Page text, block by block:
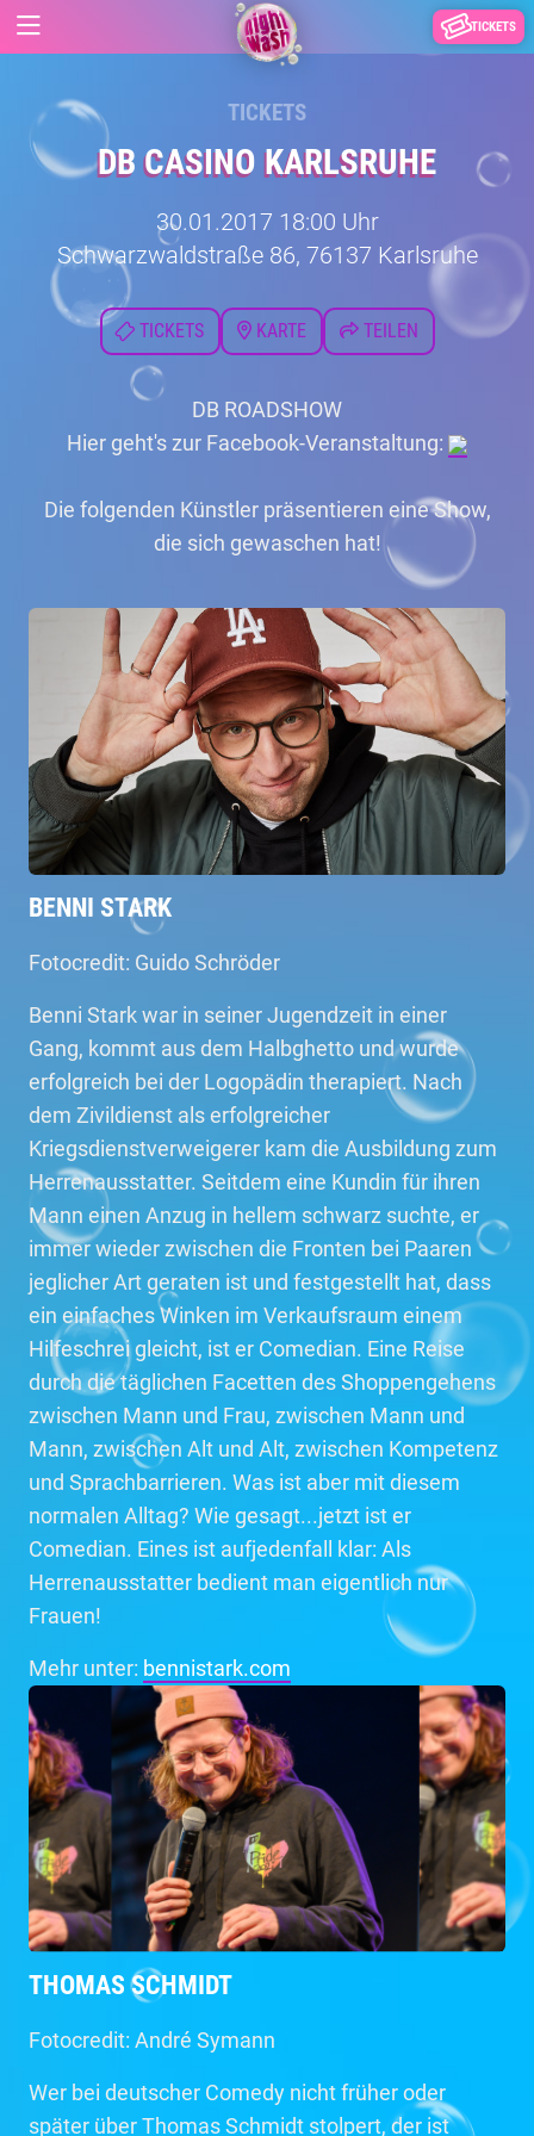
TICKETS
TICKETS
DB CASINO KARLSRUHE
30.01.2017 18:00 Uhr
Schwarzwaldstraße 86, 76137 Karlsruhe
TICKETS KARTE TEILEN
DB ROADSHOW
Hier geht's zur Facebook-Veranstaltung:
Die folgenden Künstler präsentieren eine Show,
die sich gewaschen hat!
BENNI STARK
Fotocredit: Guido Schröder
Benni Stark war in seiner Jugendzeit in einer
Gang, kommt aus dem Halbghetto und wurde
erfolgreich bei der Logopädin therapiert. Nach
dem Zivildienst als erfolgreicher
Kriegsdienstverweigerer kam die Ausbildung zum
Herrenausstatter. Seitdem eine Kundin für ihren
Mann einen Anzug in hellem schwarz suchte, er
immer wieder zwischen die Fronten bei Paaren
jeglicher Art geraten ist und festgestellt hat, dass
ein einfaches Winken im Verkaufsraum einem
Hilfeschrei gleicht, ist er Comedian. Eine Reise
durch die täglichen Facetten des Shoppengehens
zwischen Mann und Frau, zwischen Mann und
Mann, zwischen Alt und Alt, zwischen Kompetenz
und Sprachbarrieren. Was ist aber mit diesem
normalen Alltag? Wie gesagt...jetzt ist er
Comedian. Eines ist aufjedenfall klar: Als
Herrenausstatter bedient man eigentlich nur
Frauen!
Mehr unter: bennistark.com
THOMAS SCHMIDT
Fotocredit: André Symann
Wer bei deutscher Comedy nicht früher oder
später über Thomas Schmidt stolpert, der ist